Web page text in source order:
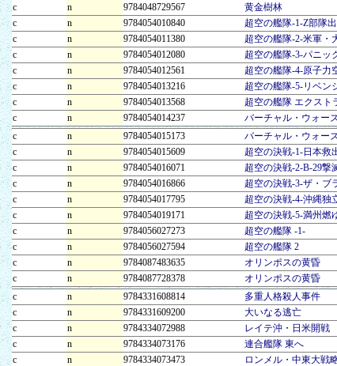
c
n 9784048729567 黄金樹林
c
n 9784054010840 超空の艦隊-1-Z部隊出
c
n 9784054011380 超空の艦隊-2-米軍・
c
n 9784054012080 超空の艦隊-3-パニッ
c
n 9784054012561 超空の艦隊-4-原子力
c
n 9784054013216 超空の艦隊-5-リベン
c
n 9784054013568 超空の艦隊 エクスト
c
n 9784054014237 バーチャル・ウォー
c
n 9784054015173 バーチャル・ウォー
c
n 9784054015609 超空の決戦-1-日本救
c
n 9784054016071 超空の決戦-2-B-29撃
c
n 9784054016866 超空の決戦-3-ザ・ブ
c
n 9784054017795 超空の決戦-4-沖縄独
c
n 9784054019171 超空の決戦-5-満州燃
c
n 9784056027273 超空の艦隊 -1-
c
n 9784056027594 超空の艦隊 2
c
n 9784087483635 オリンポスの黄昏
c
n 9784087728378 オリンポスの黄昏
c
n 9784331608814 多重人格殺人事件
c
n 9784331609200 大いなる逃亡
c
n 9784334072988 レイテ沖・日米開戦
c
n 9784334073176 連合艦隊 東へ
c
n 9784334073473 ロンメル・中東大戦